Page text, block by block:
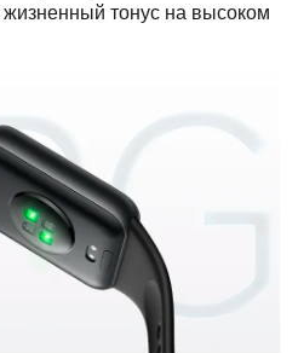
тонус на высоком